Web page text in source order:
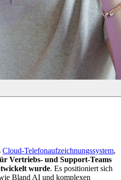
Cloud-Telefonaufzeichnungssystem,
Vertriebs- und Support-Teams
wurde. Es positioniert sich
Bland AI und komplexen